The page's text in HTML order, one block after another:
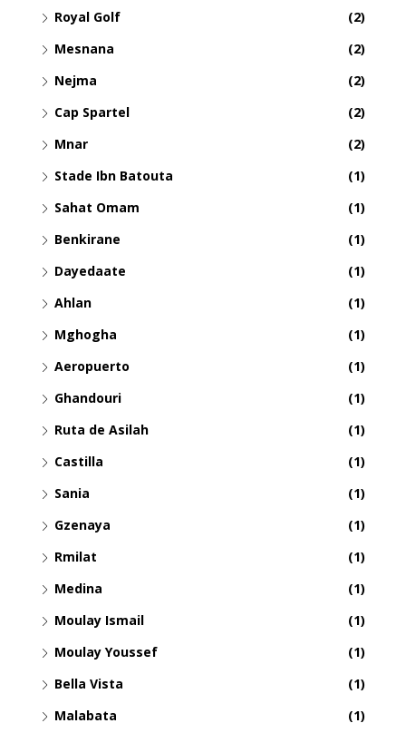
Royal Golf
(2)
Mesnana
(2)
Nejma
(2)
Cap Spartel
(2)
Mnar
(2)
Stade Ibn Batouta
(1)
Sahat Omam
(1)
Benkirane
(1)
Dayedaate
(1)
Ahlan
(1)
Mghogha
(1)
Aeropuerto
(1)
Ghandouri
(1)
Ruta de Asilah
(1)
Castilla
(1)
Sania
(1)
Gzenaya
(1)
Rmilat
(1)
Medina
(1)
Moulay Ismail
(1)
Moulay Youssef
(1)
Bella Vista
(1)
Malabata
(1)